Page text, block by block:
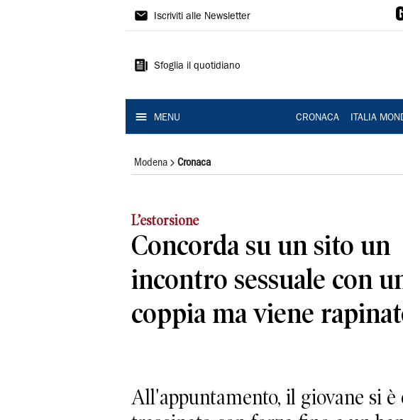
Gazzetta
Modena
Iscriviti alle Newsletter
Sfoglia il quotidiano
MENU CRONACA ITALIA
Modena Cronaca
L’estorsione
Concorda su un sito un
incontro sessuale con
coppia ma viene
All'appuntamento, il giovane si